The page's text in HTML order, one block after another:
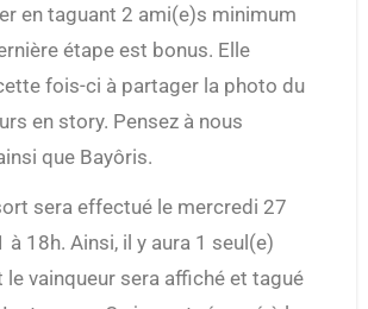
en taguant 2 ami(e)s minimum
étape est bonus. Elle
fois-ci à partager la photo du
en story. Pensez à nous
que Bayôris.
18h. Ainsi, il y aura 1 seul(e)
le vainqueur sera affiché et tagué